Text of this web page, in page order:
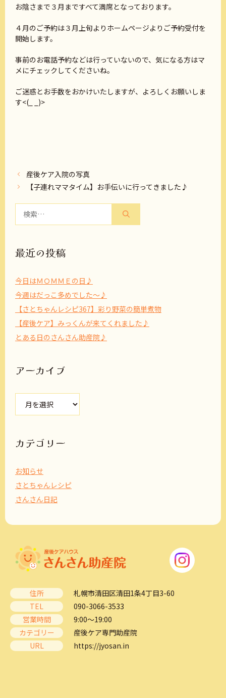
お陰さまで３月まですべて満席となっております。
４月のご予約は３月上旬よりホームページよりご予約受付を
開始します。
事前のお電話予約などは行っていないので、気になる方はマ
メにチェックしてくださいね。
ご迷惑とお手数をおかけいたしますが、よろしくお願いしま
す<(_ _)>
産後ケア入院の写真
【子連れママタイム】お手伝いに行ってきました♪
最近の投稿
今日はＭＯＭＭＥの日♪
今週はだっこ多めでした～♪
【さとちゃんレシピ367】彩り野菜の簡単煮物
【産後ケア】みっくんが来てくれました♪
とある日のさんさん助産院♪
アーカイブ
カ
ブ
カテゴリー
お知らせ
さとちゃんレシピ
さんさん日記
住所
札幌市清田区清田1条4丁目3-60
TEL
090-3066-3533
営業時間
9:00～19:00
カテゴリー
産後ケア専門助産院
URL
https://jyosan.in